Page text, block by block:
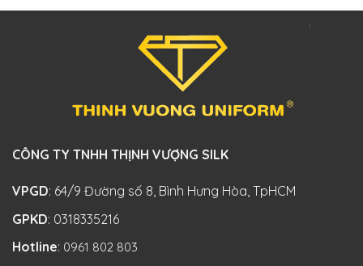
CÔNG TY TNHH THỊNH VƯỢNG SILK
VPGD: 64/9 Đường số 8, Bình Hưng Hòa, TpHCM
GPKD: 0318335216
Hotline: 0961 802 803